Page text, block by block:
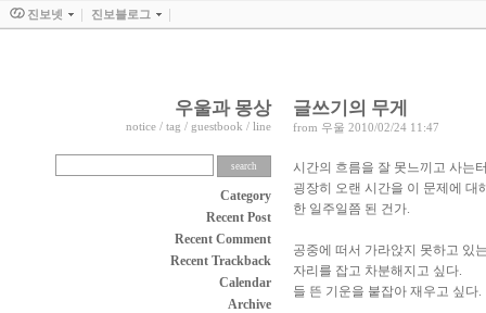
우울과 몽상
notice / tag / guestbook / line
Category
Recent Post
Recent Comment
Recent Trackback
Calendar
Archive
글쓰기의 무게
from 우울 2010/02/24 11:47
시간의 흐름을 잘 못느끼고 사는
굉장히 오랜 시간을 이 문제에 대
한 일주일쯤 된 건가.
공중에 떠서 가라앉지 못하고 있
자리를 잡고 차분해지고 싶다.
들 뜬 기운을 붙잡아 재우고 싶다.
진보넷 진보블로그